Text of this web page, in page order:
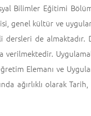
Bilimler Eğitimi
genel kültür ve
de almaktadır.
Elemanı ve
ağırlıklı olarak